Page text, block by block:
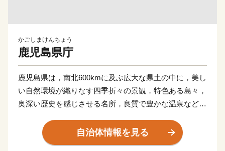
かごしまけんちょう
鹿児島県庁
鹿児島県は，南北600kmに及ぶ広大な県土の中に，美し
い自然環境が織りなす四季折々の景観，特色ある島々，
奥深い歴史を感じさせる名所，良質で豊かな温泉など，
また，恵まれた自然環境は，農林水産業の優れた生産基
盤をなしており，黒豚，黒毛和牛，お茶といった豊富な
自治体情報を見る